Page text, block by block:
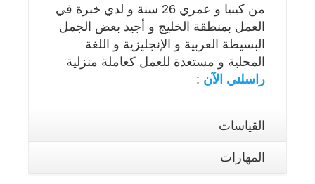
من كينيا و عمري 26 سنة و لدي خبرة في
العمل بمنطقة الخليج و أجيد بعض الجمل
البسيطة العربية و الإنجليزية و اللغة
المحلية و مستعدة للعمل كعاملة منزلية
راسلني الآن :
القياسات
المهارات